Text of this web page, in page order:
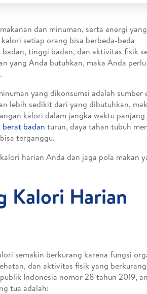
dan minuman, serta energi yang
setiap orang bisa berbeda-beda
tinggi badan, dan aktivitas fisik
yang Anda butuhkan, maka Anda perlu
yang dikonsumsi adalah sumber
lebih sedikit dari yang dibutuhkan,
kalori dalam jangka waktu
berat badan turun, daya tahan tubuh
terganggu.
harian Anda dan jaga pola makan
Kalori Harian
semakin berkurang karena fungsi
dan aktivitas fisik yang
Indonesia nomor 28 tahun 2019,
tua adalah: